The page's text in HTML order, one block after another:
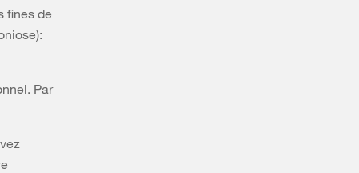
fines de
Par